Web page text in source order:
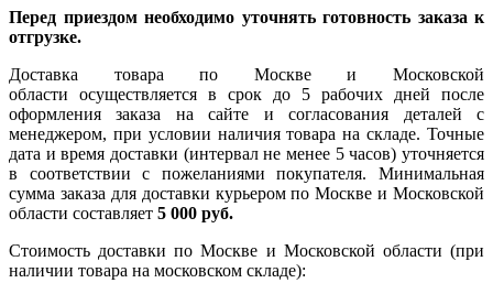
Перед приездом необходимо уточнять готовность заказа к
отгрузке.
Доставка товара по Москве и Московской
области осуществляется в срок до 5 рабочих дней после
оформления заказа на сайте и согласования деталей с
менеджером, при условии наличия товара на складе. Точные
дата и время доставки (интервал не менее 5 часов) уточняется
в соответствии с пожеланиями покупателя. Минимальная
сумма заказа для доставки курьером по Москве и Московской
области составляет 5 000 руб.
Стоимость доставки по Москве и Московской области (при
наличии товара на московском складе):